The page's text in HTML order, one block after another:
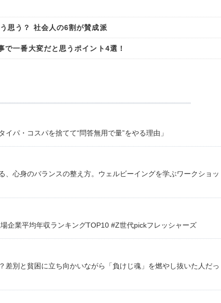
思う？ 社会人の6割が賛成派
一番大変だと思うポイント4選！
パ・コスパを捨てて“問答無用で量”をやる理由」
、心身のバランスの整え方。ウェルビーイングを学ぶワークショッ
企業平均年収ランキングTOP10 #Z世代pickフレッシャーズ
差別と貧困に立ち向かいながら「負けじ魂」を燃やし抜いた人だっ